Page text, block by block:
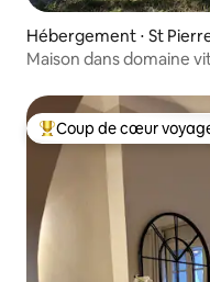
Hébergement ⋅ St
Maison dans domaine
Coups de cœur
Coup de cœur